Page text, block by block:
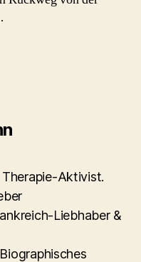
Aktivist.
Liebhaber &